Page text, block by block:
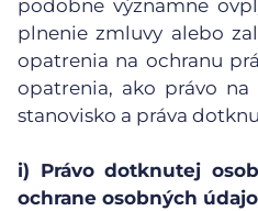
podobne významne
plnenie zmluvy alebo
opatrenia na ochranu
opatrenia, ako právo na
stanovisko a práva
i) Právo dotknutej
ochrane osobných